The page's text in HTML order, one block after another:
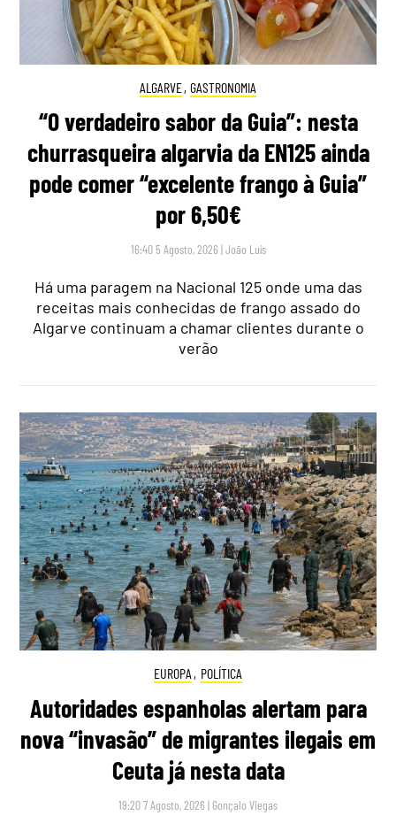
ALGARVE, GASTRONOMIA
“O verdadeiro sabor da Guia”: nesta
churrasqueira algarvia da EN125 ainda
pode comer “excelente frango à Guia”
por 6,50€
16:40 5 Agosto, 2026 |João Luís
Há uma paragem na Nacional 125 onde uma das
receitas mais conhecidas de frango assado do
Algarve continuam a chamar clientes durante o
verão
EUROPA , POLÍTICA
Autoridades espanholas alertam para
nova “invasão” de migrantes ilegais em
Ceuta já nesta data
19:20 7 Agosto, 2026 | Gonçalo Viegas